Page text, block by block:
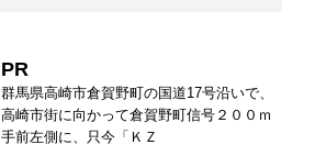
PR
群馬県高崎市倉賀野町の国道17号沿いで、
高崎市街に向かって倉賀野町信号２００ｍ
手前左側に、只今「ＫＺ